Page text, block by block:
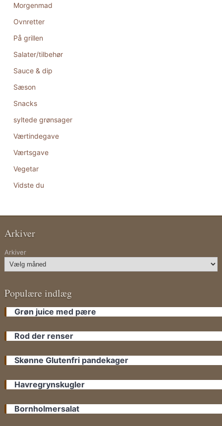
Morgenmad
Ovnretter
På grillen
Salater/tilbehør
Sauce & dip
Sæson
Snacks
syltede grønsager
Værtindegave
Værtsgave
Vegetar
Vidste du
Arkiver
Arkiver
Populære indlæg
Grøn juice med pære
Rod der renser
Skønne Glutenfri pandekager
Havregrynskugler
Bornholmersalat